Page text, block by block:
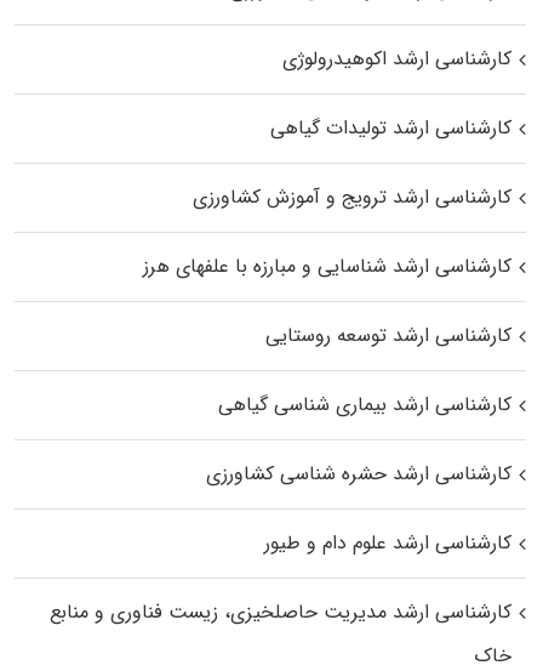
کارشناسی ارشد اکوهیدرولوژی
کارشناسی ارشد تولیدات گیاهی
کارشناسی ارشد ترویج و آموزش کشاورزی
کارشناسی ارشد شناسایی و مبارزه با علفهای هرز
کارشناسی ارشد توسعه روستایی
کارشناسی ارشد بیماری‌ شناسی گیاهی
کارشناسی ارشد حشره‌ شناسی کشاورزی
کارشناسی ارشد علوم دام و طیور
کارشناسی ارشد مدیریت حاصلخیزی، زیست فناوری و منابع
خاک